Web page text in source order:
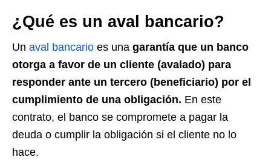
¿Qué es un aval bancario?
Un aval bancario es una garantía que un banco
otorga a favor de un cliente (avalado) para
responder ante un tercero (beneficiario) por el
cumplimiento de una obligación. En este
contrato, el banco se compromete a pagar la
deuda o cumplir la obligación si el cliente no lo
hace.